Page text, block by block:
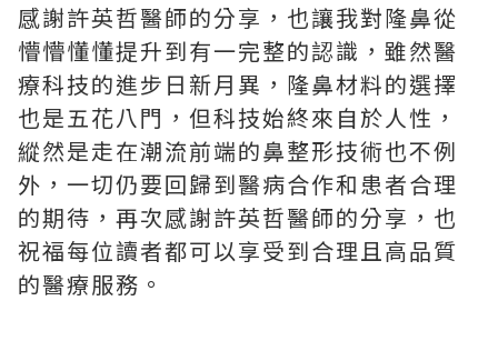
感謝許英哲醫師的分享，也讓我對隆鼻從
懵懵懂懂提升到有一完整的認識，雖然醫
療科技的進步日新月異，隆鼻材料的選擇
也是五花八門，但科技始終來自於人性，
縱然是走在潮流前端的鼻整形技術也不例
外，一切仍要回歸到醫病合作和患者合理
的期待，再次感謝許英哲醫師的分享，也
祝福每位讀者都可以享受到合理且高品質
的醫療服務。